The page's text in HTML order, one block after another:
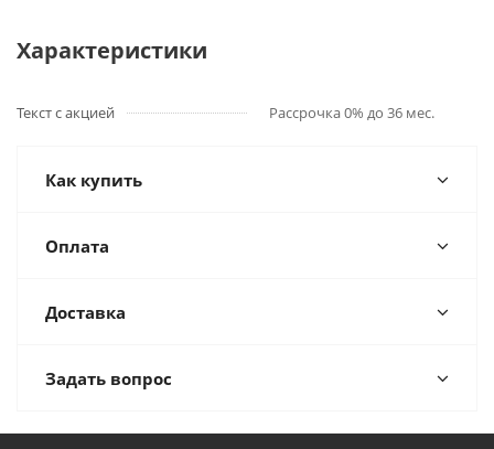
Характеристики
Текст с акцией Рассрочка 0% до 36 мес.
Как купить
Оплата
Доставка
Задать вопрос